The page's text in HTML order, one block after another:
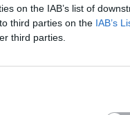
on the IAB’s list of
third parties on the IAB’s
third parties.